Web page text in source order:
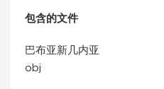
包含的文件
巴布亚新几内亚
obj